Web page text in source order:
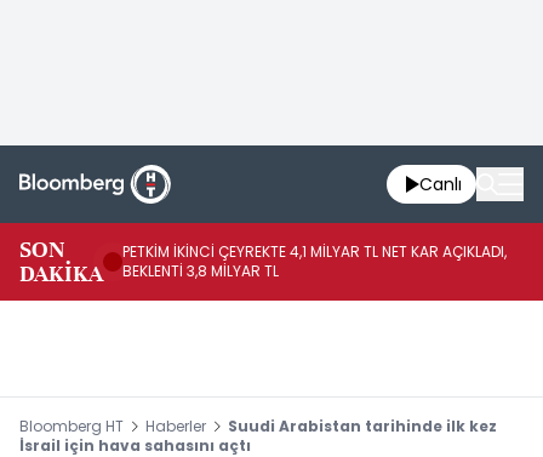
Canlı
SON
DAKİKA
PETKİM İKİNCİ ÇEYREKTE 4,1 MİLYAR TL NET KAR AÇIKLADI,
BEKLENTİ 3,8 MİLYAR TL
Bloomberg HT Haberler
Suudi Arabistan tarihinde ilk kez
İsrail için hava sahasını açtı